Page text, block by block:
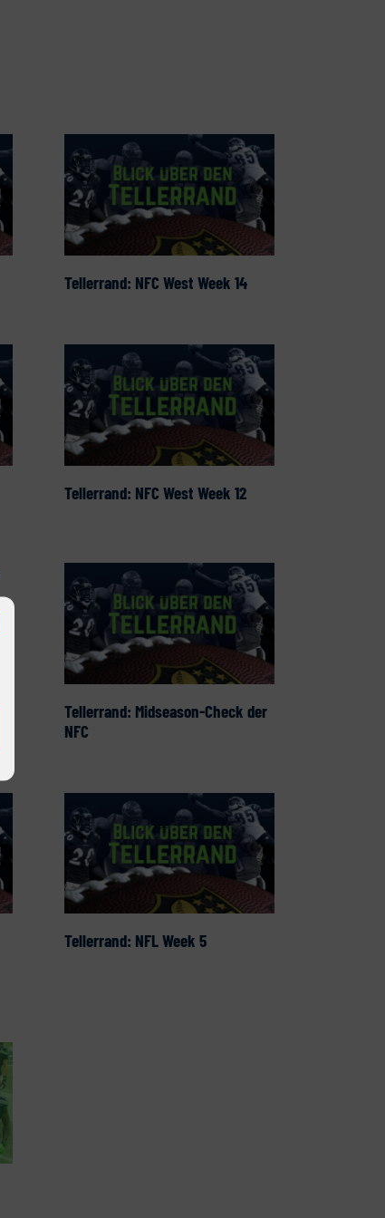
Tellerrand: NFC West Week 14
Tellerrand: NFC West Week 12
Tellerrand: Midseason-Check der
NFC
Tellerrand: NFL Week 5